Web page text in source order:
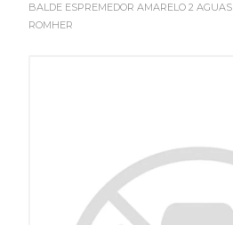
BALDE ESPREMEDOR AMARELO 2 AGUAS
ROMHER